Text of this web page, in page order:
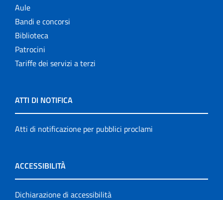
Aule
Bandi e concorsi
Biblioteca
Patrocini
Tariffe dei servizi a terzi
ATTI DI NOTIFICA
Atti di notificazione per pubblici proclami
ACCESSIBILITÀ
Dichiarazione di accessibilità